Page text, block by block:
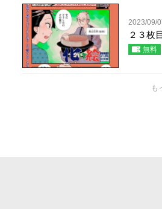
2023/09/
２３枚
無料
も